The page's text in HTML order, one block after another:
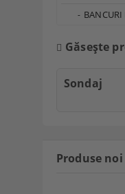
BANCURI
Găseşte
Sondaj
Produse noi